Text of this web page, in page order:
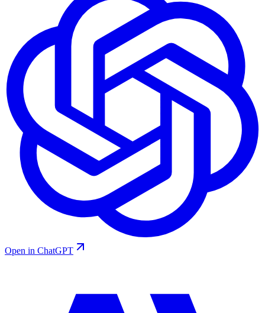
Open in ChatGPT